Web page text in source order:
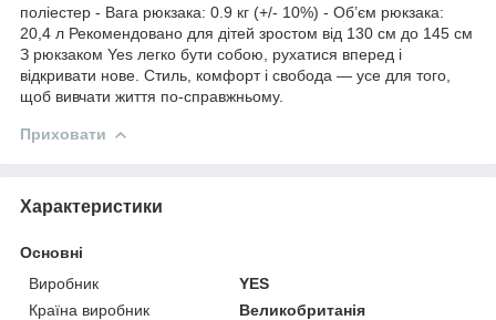
поліестер - Вага рюкзака: 0.9 кг (+/- 10%) - Об’єм рюкзака:
20,4 л Рекомендовано для дітей зростом від 130 см до 145 см
З рюкзаком Yes легко бути собою, рухатися вперед і
відкривати нове. Стиль, комфорт і свобода — усе для того,
щоб вивчати життя по-справжньому.
Приховати
Характеристики
Основні
Виробник
YES
Країна виробник
Великобританія